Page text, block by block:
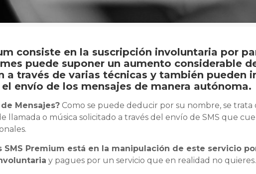
consiste en la suscripción involuntaria por
puede suponer un aumento considerable
a través de varias técnicas y también pueden
envío de los mensajes de manera autónoma.
Mensajes?Como se puede deducir por su nombre, se
llamada o música solicitado a través del envío de SMS que
SMS Premium está en la manipulación de este servicio
y pagues por un servicio que en realidad no quieres.